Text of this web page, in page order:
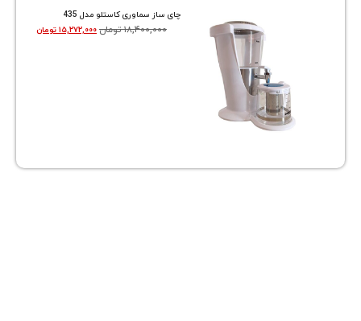
چای ساز سماوری کاستلو مدل 435
۱۸,۴۰۰,۰۰۰ تومان ۱۵,۲۷۲,۰۰۰ تومان